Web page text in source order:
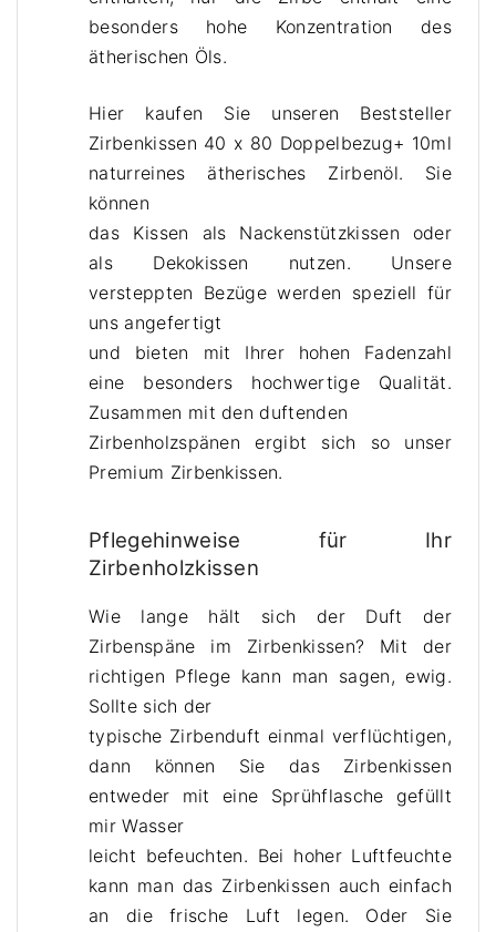
besonders hohe Konzentration des
ätherischen Öls.
Hier kaufen Sie unseren Beststeller
Zirbenkissen 40 x 80 Doppelbezug+ 10ml
naturreines ätherisches Zirbenöl. Sie
können
das Kissen als Nackenstützkissen oder
als Dekokissen nutzen. Unsere
versteppten Bezüge werden speziell für
uns angefertigt
und bieten mit Ihrer hohen Fadenzahl
eine besonders hochwertige Qualität.
Zusammen mit den duftenden
Zirbenholzspänen ergibt sich so unser
Premium Zirbenkissen.
Pflegehinweise für Ihr
Zirbenholzkissen
Wie lange hält sich der Duft der
Zirbenspäne im Zirbenkissen? Mit der
richtigen Pflege kann man sagen, ewig.
Sollte sich der
typische Zirbenduft einmal verflüchtigen,
dann können Sie das Zirbenkissen
entweder mit eine Sprühflasche gefüllt
mir Wasser
leicht befeuchten. Bei hoher Luftfeuchte
kann man das Zirbenkissen auch einfach
an die frische Luft legen. Oder Sie